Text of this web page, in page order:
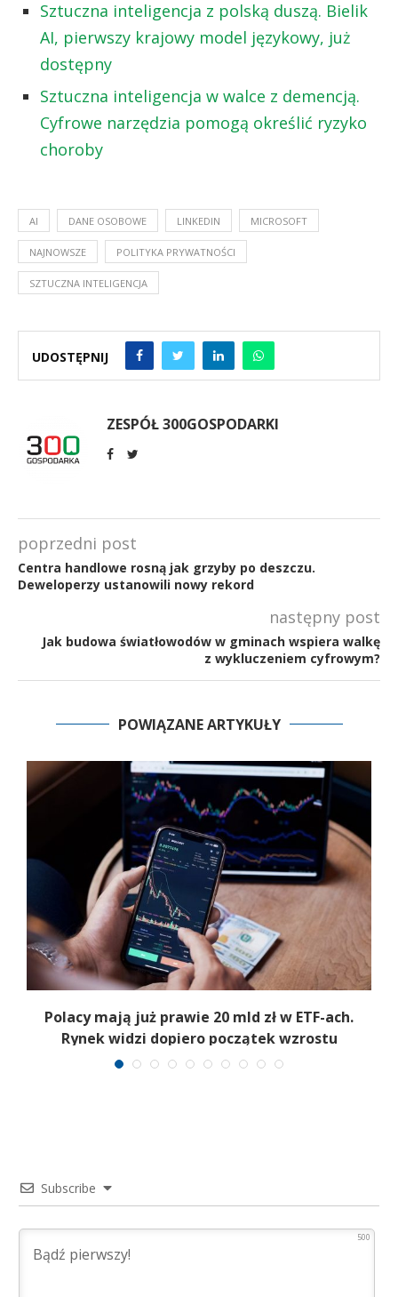
Sztuczna inteligencja z polską duszą. Bielik
AI, pierwszy krajowy model językowy, już
dostępny
Sztuczna inteligencja w walce z demencją.
Cyfrowe narzędzia pomogą określić ryzyko
choroby
AI DANE OSOBOWE LINKEDIN MICROSOFT
NAJNOWSZE POLITYKA PRYWATNOŚCI
SZTUCZNA INTELIGENCJA
UDOSTĘPNIJ
ZESPÓŁ 300GOSPODARKI
poprzedni post
Centra handlowe rosną jak grzyby po deszczu.
Deweloperzy ustanowili nowy rekord
następny post
Jak budowa światłowodów w gminach wspiera walkę
z wykluczeniem cyfrowym?
POWIĄZANE ARTYKUŁY
Polacy mają już prawie 20 mld zł w ETF-ach.
Rynek widzi dopiero początek wzrostu
Subscribe
500